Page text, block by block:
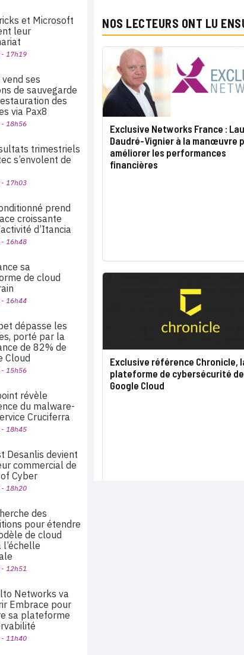
NOS LECTEURS ONT LU
Exclusive Networks France :
Daudré-Vignier à la manœuvre
améliorer les performances
financières
Exclusive référence Chronicle,
plateforme de cybersécurité de
Google Cloud
et Microsoft
leur
17h19
ses
de sauvegarde
des
via Pax8
18h56
trimestriels
s’envolent de
17h03
prend
croissante
d’Itancia
16h48
sa
de cloud
16h44
dépasse les
porté par la
de 82% de
Cloud
15h56
révèle
du malware-
Cruciferra
18h45
Desanlis devient
commercial de
Cyber
18h20
des
pour étendre
de cloud
l’échelle
12h51
Networks va
Embrace pour
sa plateforme
11h40